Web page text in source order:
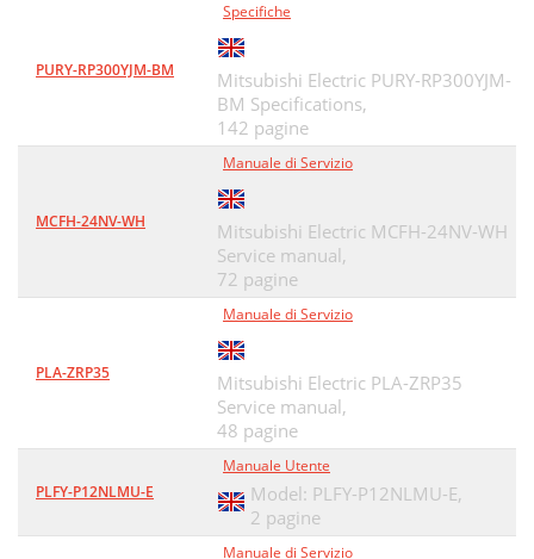
PURY-RP300YJM-BM
Specifiche
Mitsubishi Electric PURY-RP300YJM-
BM Specifications,
142 pagine
MCFH-24NV-WH
Manuale di Servizio
Mitsubishi Electric MCFH-24NV-WH
Service manual,
72 pagine
PLA-ZRP35
Manuale di Servizio
Mitsubishi Electric PLA-ZRP35
Service manual,
48 pagine
PLFY-P12NLMU-E
Manuale Utente
Model: PLFY-P12NLMU-E,
2 pagine
Manuale di Servizio